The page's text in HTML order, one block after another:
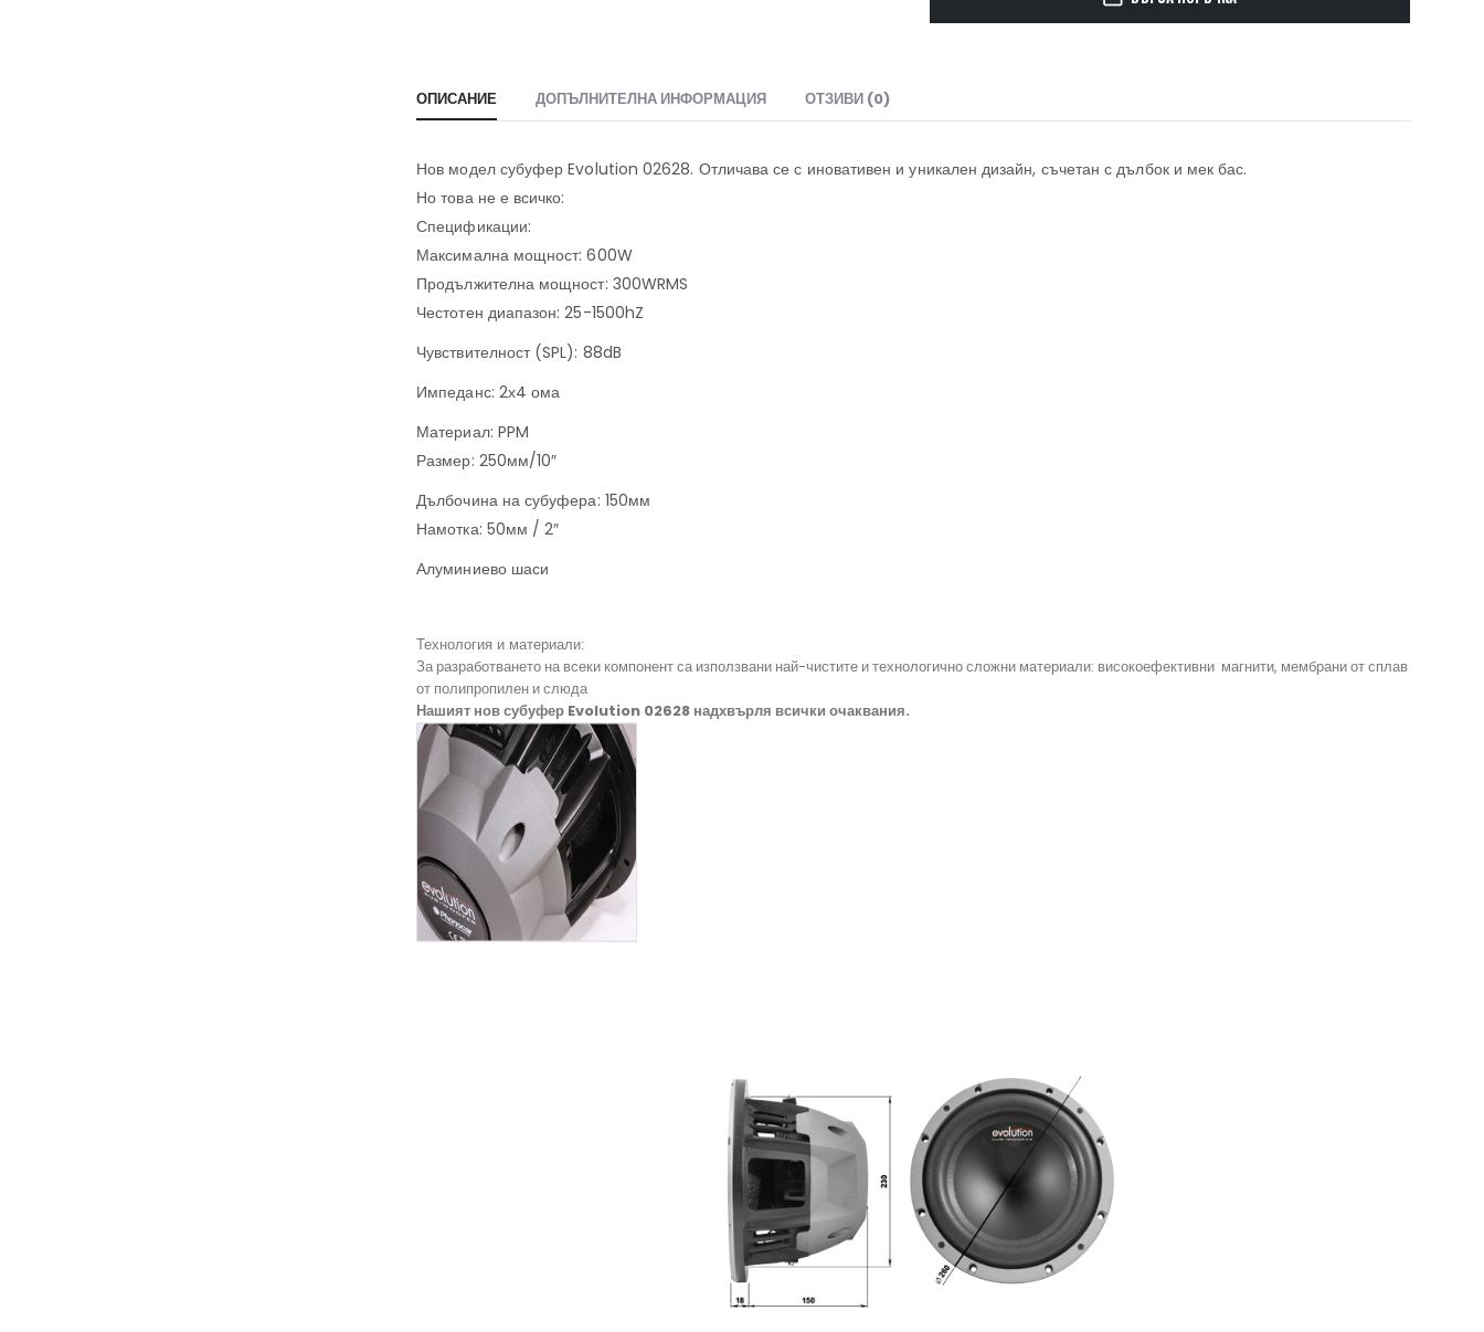
ОПИСАНИЕ ДОПЪЛНИТЕЛНА ИНФОРМАЦИЯ ОТЗИВИ (0)
Нов модел субуфер Evolution 02628. Отличава се с иновативен и уникален дизайн, съчетан с дълбок и мек бас.
Но това не е всичко:
Спецификации:
Максимална мощност: 600W
Продължителна мощност: 300WRMS
Честотен диапазон: 25-1500hZ
Чувствителност (SPL): 88dB
Импеданс: 2х4 ома
Материал: PPM
Размер: 250мм/10″
Дълбочина на субуфера: 150мм
Намотка: 50мм / 2″
Алуминиево шаси
Технология и материали:
За разработването на всеки компонент са използвани най-чистите и технологично сложни материали: високоефективни магнити, мембрани от сплав
от полипропилен и слюда
Нашият нов субуфер Evolution 02628 надхвърля всички очаквания.